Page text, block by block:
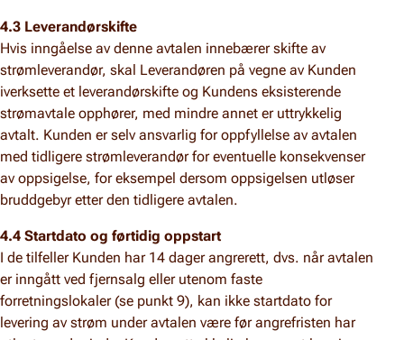
4.3 Leverandørskifte
Hvis inngåelse av denne avtalen innebærer skifte av
strømleverandør, skal Leverandøren på vegne av Kunden
iverksette et leverandørskifte og Kundens eksisterende
strømavtale opphører, med mindre annet er uttrykkelig
avtalt. Kunden er selv ansvarlig for oppfyllelse av avtalen
med tidligere strømleverandør for eventuelle konsekvenser
av oppsigelse, for eksempel dersom oppsigelsen utløser
bruddgebyr etter den tidligere avtalen.
4.4 Startdato og førtidig oppstart
I de tilfeller Kunden har 14 dager angrerett, dvs. når avtalen
er inngått ved fjernsalg eller utenom faste
forretningslokaler (se punkt 9), kan ikke startdato for
levering av strøm under avtalen være før angrefristen har